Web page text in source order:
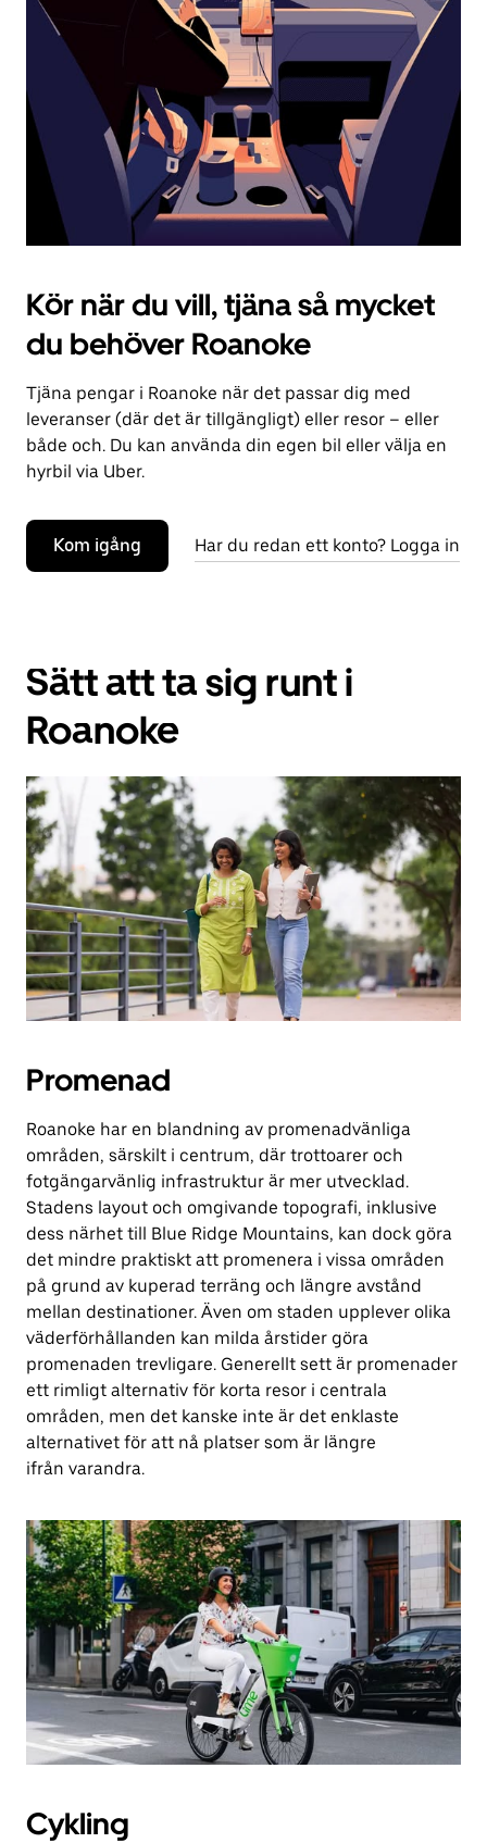
stänga
kalendern.
Kör när du vill, tjäna så mycket
du behöver Roanoke
Tjäna pengar i Roanoke när det passar dig med
leveranser (där det är tillgängligt) eller resor – eller
både och. Du kan använda din egen bil eller välja en
hyrbil via Uber.
Kom igång Har du redan ett konto? Logga in
Sätt att ta sig runt i
Roanoke
Promenad
Roanoke har en blandning av promenadvänliga
områden, särskilt i centrum, där trottoarer och
fotgängarvänlig infrastruktur är mer utvecklad.
Stadens layout och omgivande topografi, inklusive
dess närhet till Blue Ridge Mountains, kan dock göra
det mindre praktiskt att promenera i vissa områden
på grund av kuperad terräng och längre avstånd
mellan destinationer. Även om staden upplever olika
väderförhållanden kan milda årstider göra
promenaden trevligare. Generellt sett är promenader
ett rimligt alternativ för korta resor i centrala
områden, men det kanske inte är det enklaste
alternativet för att nå platser som är längre
ifrån varandra.
Cykling